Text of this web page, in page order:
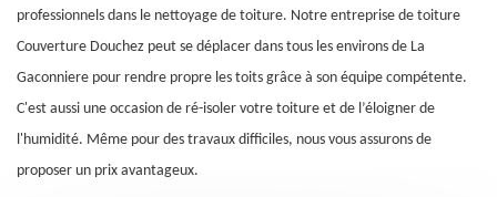
professionnels dans le nettoyage de toiture. Notre entreprise de toiture
Couverture Douchez peut se déplacer dans tous les environs de La
Gaconniere pour rendre propre les toits grâce à son équipe compétente.
C'est aussi une occasion de ré-isoler votre toiture et de l’éloigner de
l'humidité. Même pour des travaux difficiles, nous vous assurons de
proposer un prix avantageux.